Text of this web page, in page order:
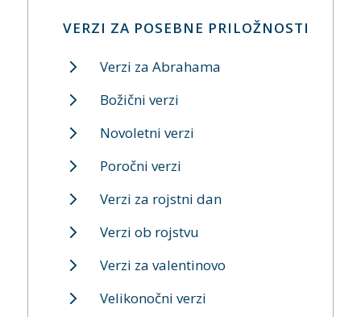
VERZI ZA POSEBNE PRILOŽNOSTI
Verzi za Abrahama
Božični verzi
Novoletni verzi
Poročni verzi
Verzi za rojstni dan
Verzi ob rojstvu
Verzi za valentinovo
Velikonočni verzi